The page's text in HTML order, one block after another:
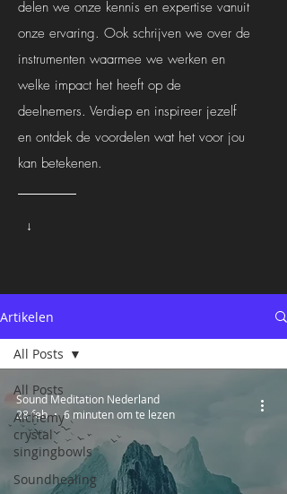
delen we onze kennis en expertise vanuit
onze ervaring. Ook schrijven we over de
instrumenten waarmee we werken en
welke impact het heeft op de
deelnemers. Verdiep en inspireer jezelf
en ontdek de voordelen wat het voor jou
kan betekenen.
↓
Artikelen
All Posts
Alchemy
crystal
singingbowls
Soundhealing
All Posts
Sound Meditation Nederland
28 feb
6 minuten om te lezen